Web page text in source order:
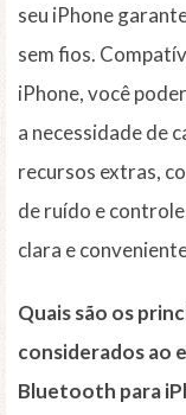
seu iPhone
sem fios.
iPhone, você
a necessidade de
recursos extras,
de ruído e
clara e
Quais são os
considerados ao
Bluetooth para